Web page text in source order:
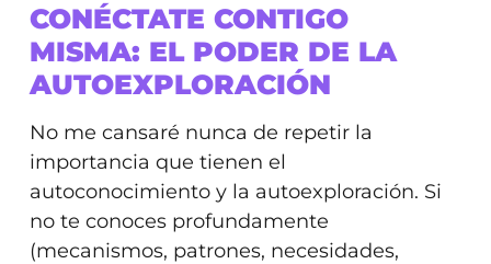
CONÉCTATE CONTIGO
MISMA: EL PODER DE LA
AUTOEXPLORACIÓN
No me cansaré nunca de repetir la
importancia que tienen el
autoconocimiento y la autoexploración. Si
no te conoces profundamente
(mecanismos, patrones, necesidades,